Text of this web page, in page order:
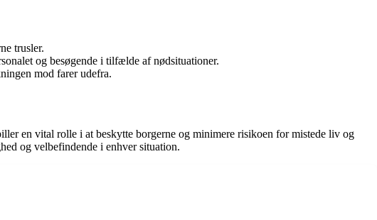
trusler.
og besøgende i tilfælde af nødsituationer.
mod farer udefra.
en vital rolle i at beskytte borgerne og minimere risikoen for mistede liv og
og velbefindende i enhver situation.